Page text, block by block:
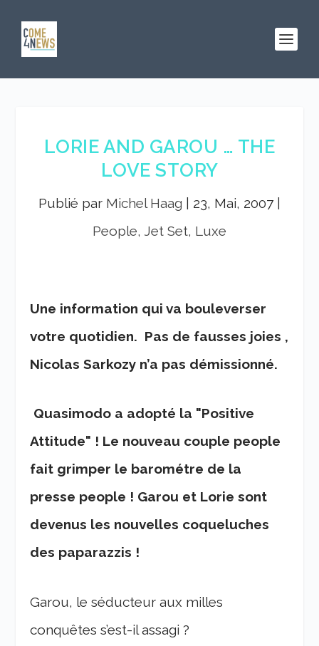
LORIE AND GAROU … THE
LOVE STORY
Publié par Michel Haag 23, Mai, 2007
People, Jet Set, Luxe
Une information qui va bouleverser
votre quotidien. Pas de fausses joies ,
Nicolas Sarkozy n’a pas démissionné.
Quasimodo a adopté la "Positive
Attitude" ! Le nouveau couple people
fait grimper le barométre de la
presse people ! Garou et Lorie sont
devenus les nouvelles coqueluches
des paparazzis !
Garou, le séducteur aux milles
conquêtes s’est-il assagi ?